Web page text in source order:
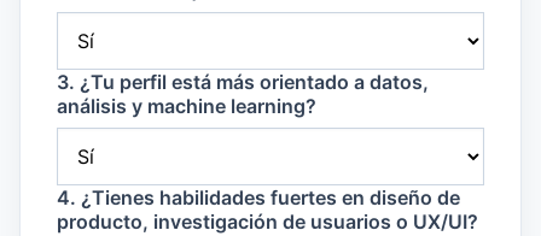
3. ¿Tu perfil está más orientado a datos,
análisis y machine learning?
4. ¿Tienes habilidades fuertes en diseño de
producto, investigación de usuarios o UX/UI?